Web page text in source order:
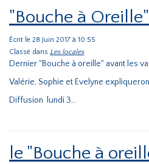
"Bouche à
Écrit le 28 Juin 2017 à 10:55
Classé dans Les locales
Dernier "Bouche à oreille" avant les
Valérie, Sophie et Evelyne
Diffusion lundi 3...
le "Bouche à